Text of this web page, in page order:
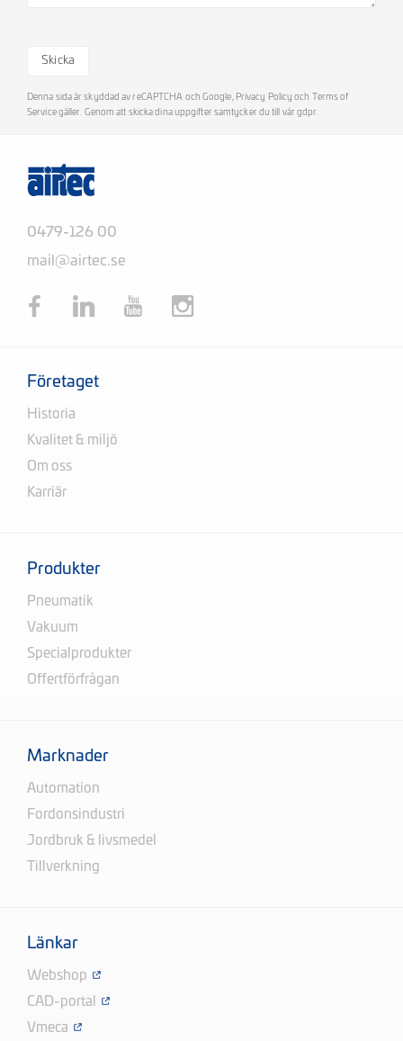
fält
tomt.
Denna sida är skyddad av reCAPTCHA och Google, Privacy Policy och
Terms of
Servicegäller. Genom att skicka dina uppgifter samtycker du till vårgdpr .
0479-126 00
mail@airtec.se
Företaget
Historia
Kvalitet & miljö
Om oss
Karriär
Produkter
Pneumatik
Vakuum
Specialprodukter
Offertförfrågan
Marknader
Automation
Fordonsindustri
Jordbruk & livsmedel
Tillverkning
Länkar
Webshop
CAD-portal
Vmeca